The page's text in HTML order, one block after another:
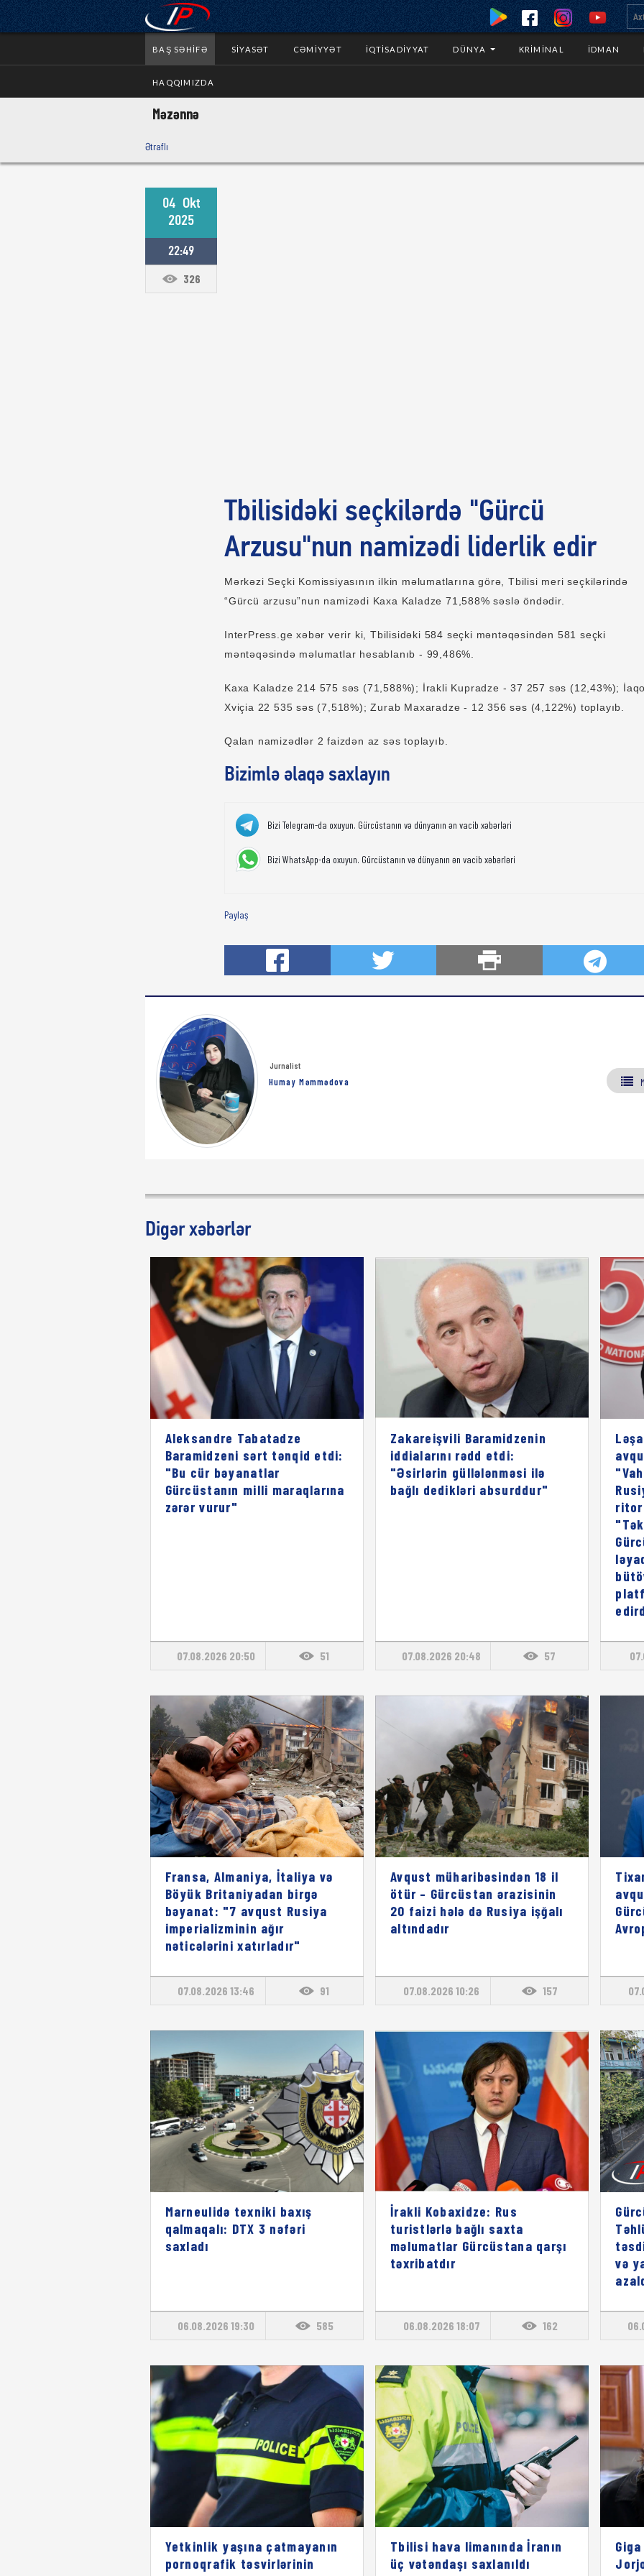
BAŞ SƏHIFƏ SIYASƏT CƏMIYYƏT İQTISADIYYAT DÜNYA KRIMINAL İDMAN
HAQQIMIZDA
Məzənnə
Ətraflı
04 Okt
2025
22:49
326
Tbilisidəki seçkilərdə "Gürcü
Arzusu"nun namizədi liderlik edir
Mərkəzi Seçki Komissiyasının ilkin məlumatlarına görə, Tbilisi meri seçkilərində
“Gürcü arzusu”nun namizədi Kaxa Kaladze 71,588% səslə öndədir.
InterPress.ge xəbər verir ki, Tbilisidəki 584 seçki məntəqəsindən 581 seçki
məntəqəsində məlumatlar hesablanıb - 99,486%.
Kaxa Kaladze 214 575 səs (71,588%); İrakli Kupradze - 37 257 səs (12,43%);
Xviçia 22 535 səs (7,518%); Zurab Maxaradze - 12 356 səs (4,122%) toplayıb.
Qalan namizədlər 2 faizdən az səs toplayıb.
Bizimlə əlaqə saxlayın
Bizi Telegram-da oxuyun. Gürcüstanın və dünyanın ən vacib xəbərləri
Bizi WhatsApp-da oxuyun. Gürcüstanın və dünyanın ən vacib xəbərləri
Paylaş
Jurnalist
Humay Məmmədova
Digər xəbərlər
Aleksandre Tabatadze
Baramidzeni sərt tənqid etdi:
"Bu cür bəyanatlar
Gürcüstanın milli maraqlarına
zərər vurur"
07.08.2026 20:50 51
Zakareişvili Baramidzenin
iddialarını rədd etdi:
"Əsirlərin güllələnməsi ilə
bağlı dedikləri absurddur"
07.08.2026 20:48 57
Fransa, Almaniya, İtaliya və
Böyük Britaniyadan birgə
bəyanat: "7 avqust Rusiya
imperializminin ağır
nəticələrini xatırladır"
07.08.2026 13:46 91
Avqust müharibəsindən 18 il
ötür – Gürcüstan ərazisinin
20 faizi hələ də Rusiya işğalı
altındadır
07.08.2026 10:26 157
Marneulidə texniki baxış
qalmaqalı: DTX 3 nəfəri
saxladı
06.08.2026 19:30 585
İrakli Kobaxidze: Rus
turistlərlə bağlı saxta
məlumatlar Gürcüstana qarşı
təxribatdır
06.08.2026 18:07 162
və
Yetkinlik yaşına çatmayanın
pornoqrafik təsvirlərinin
Tbilisi hava limanında İranın
üç vətəndaşı saxlanıldı